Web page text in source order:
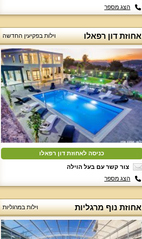
הצג מספר
אחוזת דון רפאלו וילות בפקיעין החדשה
כניסה לאחוזת דון רפאלו
צור קשר עם בעל הוילה
הצג מספר
אחוזת נוף מרגליות וילות במרגליות